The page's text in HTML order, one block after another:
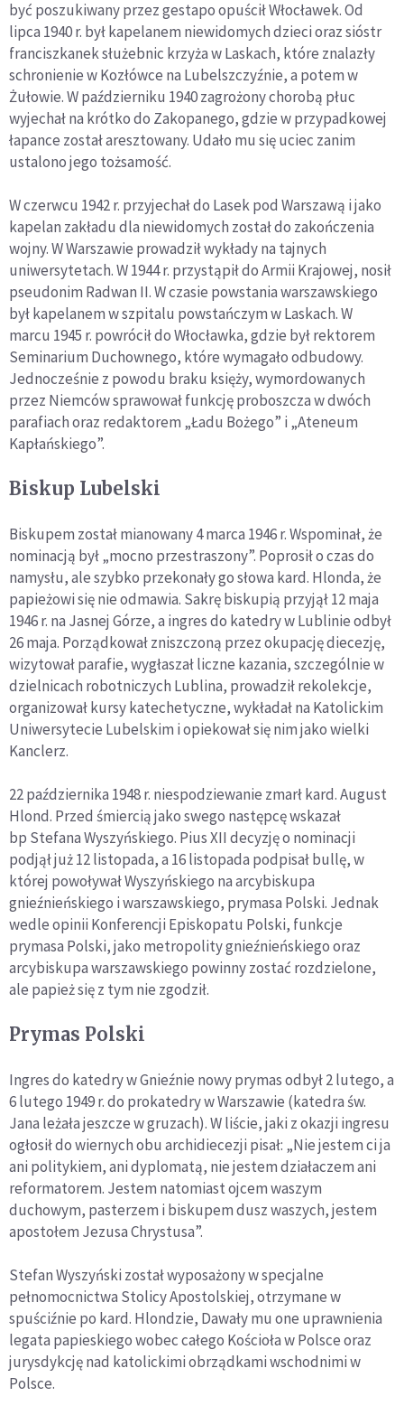
być poszukiwany przez gestapo opuścił Włocławek. Od
lipca 1940 r. był kapelanem niewidomych dzieci oraz sióstr
franciszkanek służebnic krzyża w Laskach, które znalazły
schronienie w Kozłówce na Lubelszczyźnie, a potem w
Żułowie. W październiku 1940 zagrożony chorobą płuc
wyjechał na krótko do Zakopanego, gdzie w przypadkowej
łapance został aresztowany. Udało mu się uciec zanim
ustalono jego tożsamość.
W czerwcu 1942 r. przyjechał do Lasek pod Warszawą i jako
kapelan zakładu dla niewidomych został do zakończenia
wojny. W Warszawie prowadził wykłady na tajnych
uniwersytetach. W 1944 r. przystąpił do Armii Krajowej, nosił
pseudonim Radwan II. W czasie powstania warszawskiego
był kapelanem w szpitalu powstańczym w Laskach. W
marcu 1945 r. powrócił do Włocławka, gdzie był rektorem
Seminarium Duchownego, które wymagało odbudowy.
Jednocześnie z powodu braku księży, wymordowanych
przez Niemców sprawował funkcję proboszcza w dwóch
parafiach oraz redaktorem „Ładu Bożego” i „Ateneum
Kapłańskiego”.
Biskup Lubelski
Biskupem został mianowany 4 marca 1946 r. Wspominał, że
nominacją był „mocno przestraszony”. Poprosił o czas do
namysłu, ale szybko przekonały go słowa kard. Hlonda, że
papieżowi się nie odmawia. Sakrę biskupią przyjął 12 maja
1946 r. na Jasnej Górze, a ingres do katedry w Lublinie odbył
26 maja. Porządkował zniszczoną przez okupację diecezję,
wizytował parafie, wygłaszał liczne kazania, szczególnie w
dzielnicach robotniczych Lublina, prowadził rekolekcje,
organizował kursy katechetyczne, wykładał na Katolickim
Uniwersytecie Lubelskim i opiekował się nim jako wielki
Kanclerz.
22 października 1948 r. niespodziewanie zmarł kard. August
Hlond. Przed śmiercią jako swego następcę wskazał
bp Stefana Wyszyńskiego. Pius XII decyzję o nominacji
podjął już 12 listopada, a 16 listopada podpisał bullę, w
której powoływał Wyszyńskiego na arcybiskupa
gnieźnieńskiego i warszawskiego, prymasa Polski. Jednak
wedle opinii Konferencji Episkopatu Polski, funkcje
prymasa Polski, jako metropolity gnieźnieńskiego oraz
arcybiskupa warszawskiego powinny zostać rozdzielone,
ale papież się z tym nie zgodził.
Prymas Polski
Ingres do katedry w Gnieźnie nowy prymas odbył 2 lutego, a
6 lutego 1949 r. do prokatedry w Warszawie (katedra św.
Jana leżała jeszcze w gruzach). W liście, jaki z okazji ingresu
ogłosił do wiernych obu archidiecezji pisał: „Nie jestem ci ja
ani politykiem, ani dyplomatą, nie jestem działaczem ani
reformatorem. Jestem natomiast ojcem waszym
duchowym, pasterzem i biskupem dusz waszych, jestem
apostołem Jezusa Chrystusa”.
Stefan Wyszyński został wyposażony w specjalne
pełnomocnictwa Stolicy Apostolskiej, otrzymane w
spuściźnie po kard. Hlondzie, Dawały mu one uprawnienia
legata papieskiego wobec całego Kościoła w Polsce oraz
jurysdykcję nad katolickimi obrządkami wschodnimi w
Polsce.